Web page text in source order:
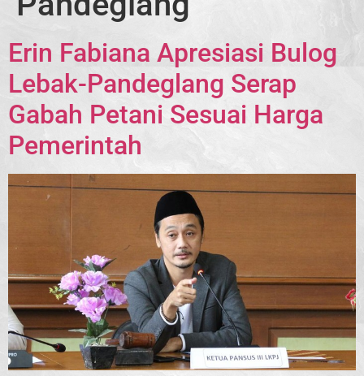
Erin Fabiana Apresiasi Bulog
Lebak-Pandeglang Serap
Gabah Petani Sesuai Harga
Pemerintah